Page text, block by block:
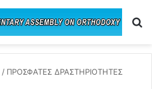
/ ΠΡΟΣΦΑΤΕΣ ΔΡΑΣΤΗΡΙΟΤΗΤΕΣ